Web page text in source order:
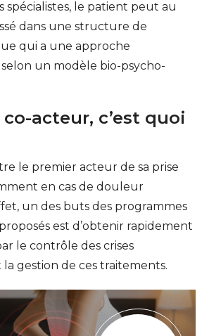
spécialistes, le patient peut au
dans une structure de
qui a une approche
un modèle bio-psycho-
acteur, c’est quoi
le premier acteur de sa prise
en cas de douleur
un des buts des programmes
est d’obtenir rapidement
le contrôle des crises
gestion de ces traitements.